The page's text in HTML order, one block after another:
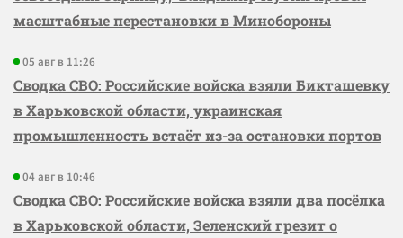
масштабные перестановки в Минобороны
05 авг в 11:26
Сводка СВО: Российские войска взяли Бикташевку
в Харьковской области, украинская
промышленность встаёт из-за остановки портов
04 авг в 10:46
Сводка СВО: Российские войска взяли два посёлка
в Харьковской области, Зеленский грезит о